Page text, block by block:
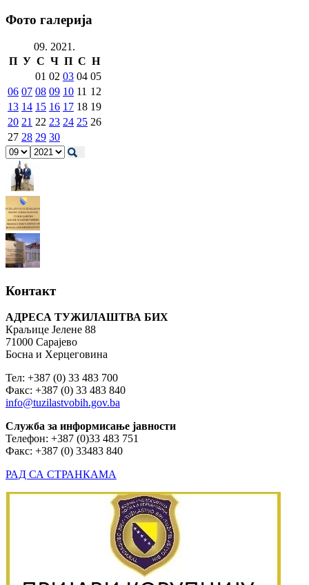
Фото галерија
09. 2021.
П У С Ч П С Н
01 02 03 04 05
06 07 08 09 10 11 12
13 14 15 16 17 18 19
20 21 22 23 24 25 26
27 28 29 30
Контакт
АДРЕСА ТУЖИЛАШТВА БИХ
Краљице Јелене 88
71000 Сарајево
Босна и Херцеговина
Тел: +387 (0) 33 483 700
Факс: +387 (0) 33 483 840
info@tuzilastvobih.gov.ba
Служба за информисање јавности
Телефон: +387 (0)33 483 751
Факс: +387 (0) 33483 840
РАД СА СТРАНКАМА